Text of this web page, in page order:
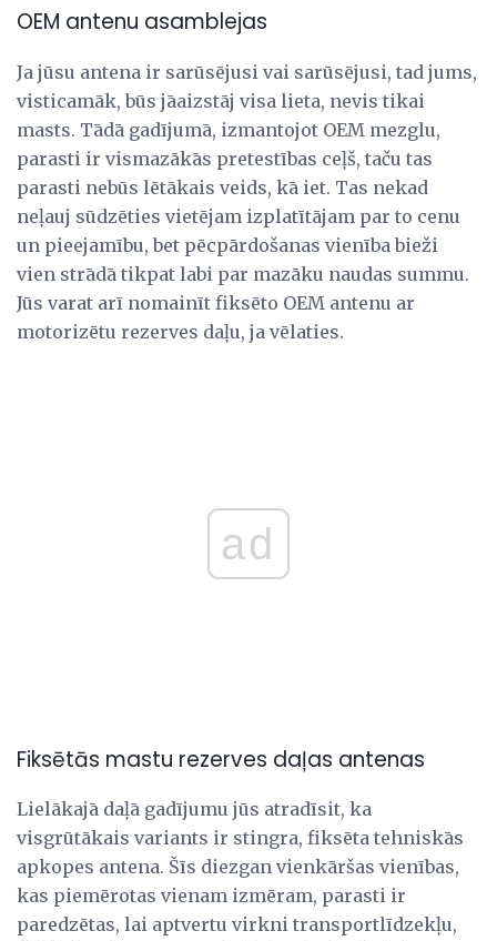
OEM antenu asamblejas
Ja jūsu antena ir sarūsējusi vai sarūsējusi, tad jums,
visticamāk, būs jāaizstāj visa lieta, nevis tikai
masts. Tādā gadījumā, izmantojot OEM mezglu,
parasti ir vismazākās pretestības ceļš, taču tas
parasti nebūs lētākais veids, kā iet. Tas nekad
neļauj sūdzēties vietējam izplatītājam par to cenu
un pieejamību, bet pēcpārdošanas vienība bieži
vien strādā tikpat labi par mazāku naudas summu.
Jūs varat arī nomainīt fiksēto OEM antenu ar
motorizētu rezerves daļu, ja vēlaties.
ad
Fiksētās mastu rezerves daļas antenas
Lielākajā daļā gadījumu jūs atradīsit, ka
visgrūtākais variants ir stingra, fiksēta tehniskās
apkopes antena. Šīs diezgan vienkāršas vienības,
kas piemērotas vienam izmēram, parasti ir
paredzētas, lai aptvertu virkni transportlīdzekļu,